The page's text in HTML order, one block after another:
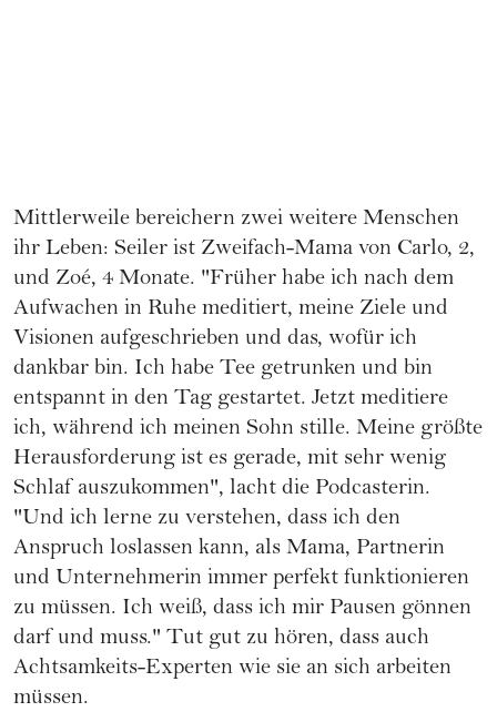
Mittlerweile bereichern zwei weitere Menschen
ihr Leben: Seiler ist Zweifach-Mama von Carlo, 2,
und Zoé, 4 Monate. "Früher habe ich nach dem
Aufwachen in Ruhe meditiert, meine Ziele und
Visionen aufgeschrieben und das, wofür ich
dankbar bin. Ich habe Tee getrunken und bin
entspannt in den Tag gestartet. Jetzt meditiere
ich, während ich meinen Sohn stille. Meine größte
Herausforderung ist es gerade, mit sehr wenig
Schlaf auszukommen", lacht die Podcasterin.
"Und ich lerne zu verstehen, dass ich den
Anspruch loslassen kann, als Mama, Partnerin
und Unternehmerin immer perfekt funktionieren
zu müssen. Ich weiß, dass ich mir Pausen gönnen
darf und muss." Tut gut zu hören, dass auch
Achtsamkeits-Experten wie sie an sich arbeiten
müssen.